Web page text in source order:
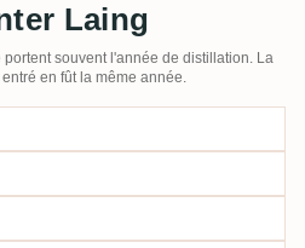
Laing
souvent l'année de distillation. La
en fût la même année.